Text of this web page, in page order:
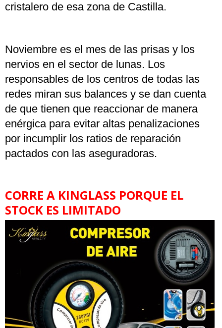
cristalero de esa zona de Castilla.
Noviembre es el mes de las prisas y los
nervios en el sector de lunas. Los
responsables de los centros de todas las
redes miran sus balances y se dan cuenta
de que tienen que reaccionar de manera
enérgica para evitar altas penalizaciones
por incumplir los ratios de reparación
pactados con las aseguradoras.
CORRE A KINGLASS PORQUE EL
STOCK ES LIMITADO